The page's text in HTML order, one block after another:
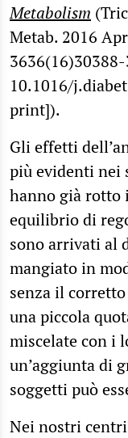
Metabolism
Metab. 2016
10.1016/
print]).
Gli effetti
più evidenti nei
hanno già rotto
equilibrio di
sono arrivati al
mangiato in
senza il
una piccola
miscelate con i
un’aggiunta di
soggetti può
Nei nostri